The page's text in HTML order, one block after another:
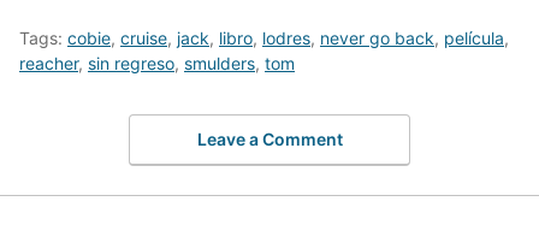
Tags: cobie, cruise, jack, libro, lodres, never go back, película,
reacher, sin regreso, smulders, tom
Leave a Comment